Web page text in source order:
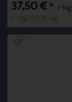
37,50 € * / 5kg